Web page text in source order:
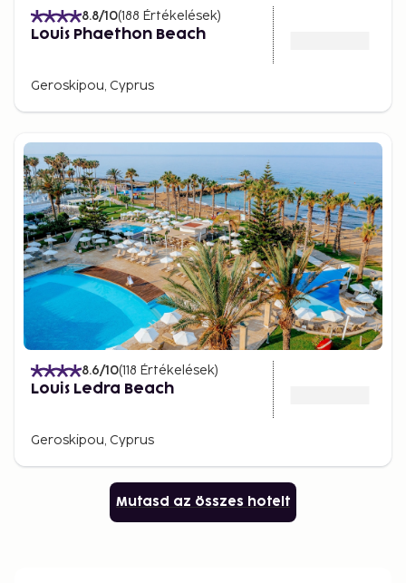
8.8/10(188 Értékelések)
Louis Phaethon Beach
Geroskipou, Cyprus
8.6/10(118 Értékelések)
Louis Ledra Beach
Geroskipou, Cyprus
Mutasd az összes hotelt